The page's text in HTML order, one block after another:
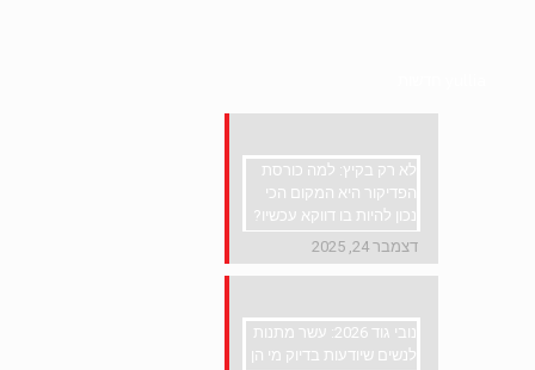
לא רק בקיץ: למה כורסת
הפדיקור היא המקום הכי
נכון להיות בו דווקא עכשיו?
דצמבר 24, 2025
נובי גוד 2026: עשר מתנות
לנשים שיודעות בדיוק מי הן